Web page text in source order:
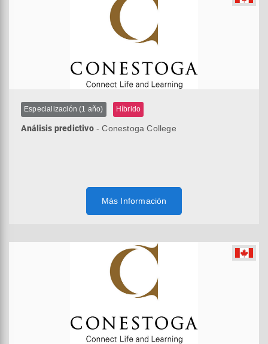
Especialización (1 año) Híbrido
Análisis predictivo- Conestoga College
Más Información